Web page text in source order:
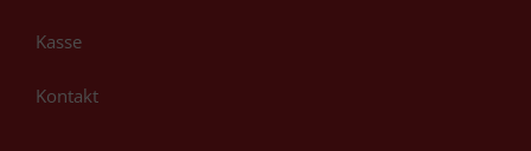
Kasse
Kontakt